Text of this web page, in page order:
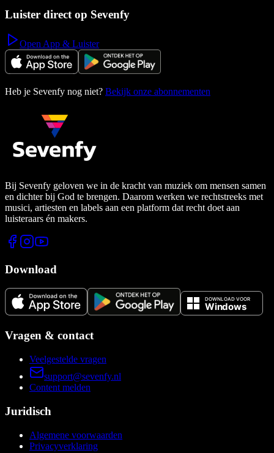
Luister direct op Sevenfy
Open App & Luister
Heb je Sevenfy nog niet? Bekijk onze abonnementen
Bij Sevenfy geloven we in de kracht van muziek om mensen samen
en dichter bij God te brengen. Daarom werken we rechtstreeks met
musici, artiesten en labels aan een platform dat recht doet aan
luisteraars én makers.
Download
Vragen & contact
Veelgestelde vragen
support@sevenfy.nl
Content melden
Juridisch
Algemene voorwaarden
Privacyverklaring